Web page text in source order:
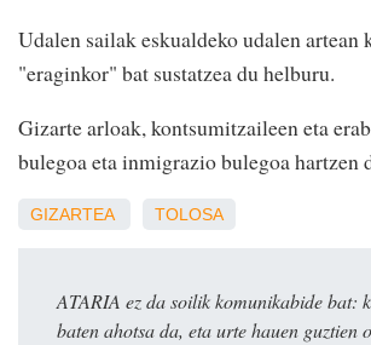
Udalen sailak eskualdeko udalen artean
"eraginkor" bat sustatzea du helburu.
Gizarte arloak, kontsumitzaileen eta
bulegoa eta inmigrazio bulegoa hartzen
GIZARTEA TOLOSA
ATARIA ez da soilik komunikabide bat:
baten ahotsa da, eta urte hauen guztien